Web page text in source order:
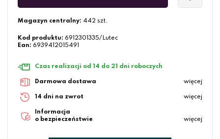
Magazyn centralny: 442 szt.
Kod produktu: 6912301335/Lutec
Ean: 6939412015491
Czas realizacji od 14 do 21 dni roboczych
Darmowa dostawa więcej
14 dni na zwrot więcej
Informacja
o bezpieczeństwie
więcej